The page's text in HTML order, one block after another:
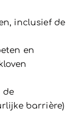
inclusief de
en
de
barrière)